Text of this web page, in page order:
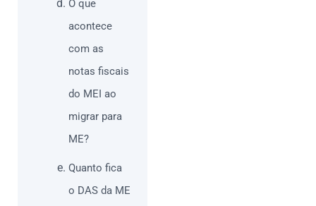
O que
acontece
com as
notas fiscais
do MEI ao
migrar para
ME?
Quanto fica
o DAS da ME